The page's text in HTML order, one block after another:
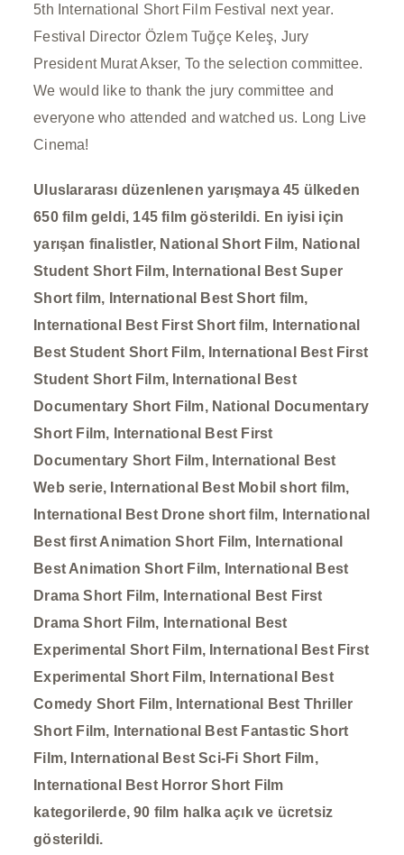
5th International Short Film Festival next year.
Festival Director Özlem Tuğçe Keleş, Jury
President Murat Akser, To the selection committee.
We would like to thank the jury committee and
everyone who attended and watched us. Long Live
Cinema!
Uluslararası düzenlenen yarışmaya 45 ülkeden
650 film geldi, 145 film gösterildi. En iyisi için
yarışan finalistler, National Short Film, National
Student Short Film, International Best Super
Short film, International Best Short film,
International Best First Short film, International
Best Student Short Film, International Best First
Student Short Film, International Best
Documentary Short Film, National Documentary
Short Film, International Best First
Documentary Short Film, International Best
Web serie, International Best Mobil short film,
International Best Drone short film, International
Best first Animation Short Film, International
Best Animation Short Film, International
Best
Drama Short Film, International
Best First
Drama Short Film, International Best
Experimental Short Film, International Best First
Experimental Short Film, International Best
Comedy Short Film, International Best Thriller
Short Film, International Best Fantastic Short
Film, International Best Sci-Fi Short Film,
International Best Horror Short Film
kategorilerde, 90 film halka açık ve ücretsiz
gösterildi.